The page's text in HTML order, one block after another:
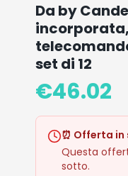
Da by
set di 12
€46.02
⏰ Offerta
Questa
sotto.